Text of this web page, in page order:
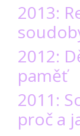
2013:
2012:
paměť
2011:
proč a